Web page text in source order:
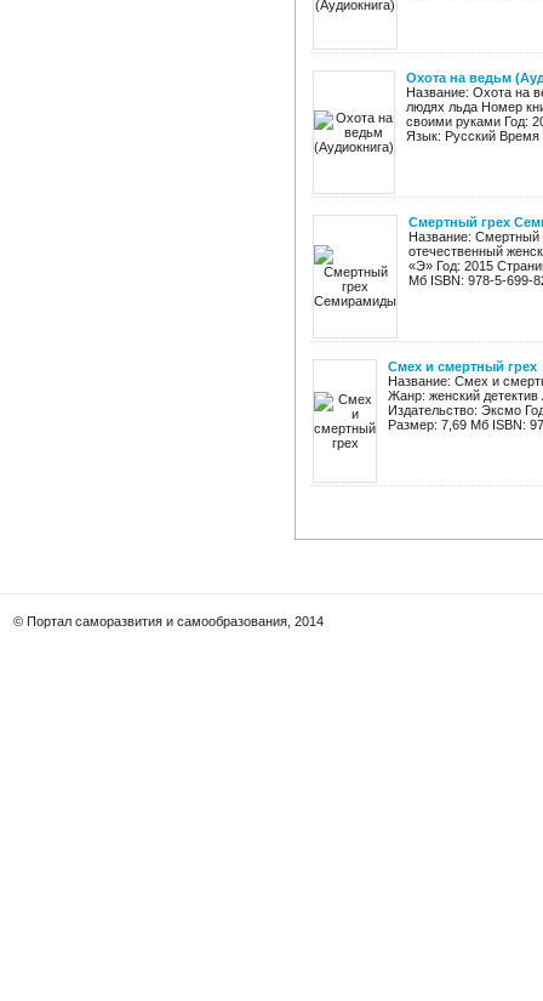
Охота на ведьм
Название: Охота на
людях льда Номер
своими руками Год:
Язык: Русский Время
Смертный грех
Название:
отечественный
«Э» Год: 2015
Мб ISBN: 978-5-699-
Смех и смертный грех
Название: Смех и
Жанр: женский
Издательство: Эксмо
Размер: 7,69 Мб ISBN:
© Портал саморазвития и самообразования, 2014